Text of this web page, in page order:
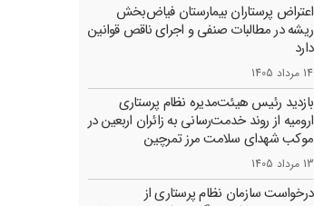
اعتراض پرستاران بیمارستان فیاض‌بخش
ریشه در مطالبات صنفی و اجرای ناقص قوانین
دارد
14 مرداد 1405
بازدید رئیس هیئت‌مدیره نظام پرستاری
ارومیه از روند خدمت‌رسانی به زائران اربعین در
موکب شهدای سلامت مرز تمرچین
13 مرداد 1405
درخواست سازمان نظام پرستاری از